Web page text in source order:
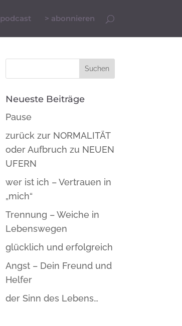
podcast > abonnieren
Neueste Beiträge
Pause
zurück zur NORMALITÄT
oder Aufbruch zu NEUEN
UFERN
wer ist ich – Vertrauen in
„mich“
Trennung – Weiche in
Lebenswegen
glücklich und erfolgreich
Angst – Dein Freund und
Helfer
der Sinn des Lebens…